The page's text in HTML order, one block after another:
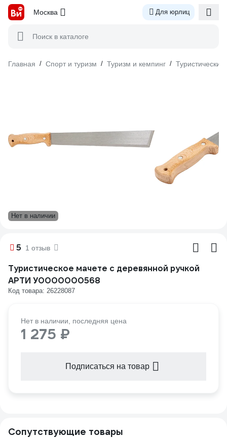
Москва Для юрлиц
Поиск в каталоге
Главная / Спорт и туризм / Туризм и кемпинг /
Нет в наличии
5 1 отзыв
Туристическое мачете с деревянной ручкой
АРТИ У0000000568
Код товара: 26228087
Нет в наличии, последняя цена
1 275 ₽
Подписаться на товар
Сопутствующие товары